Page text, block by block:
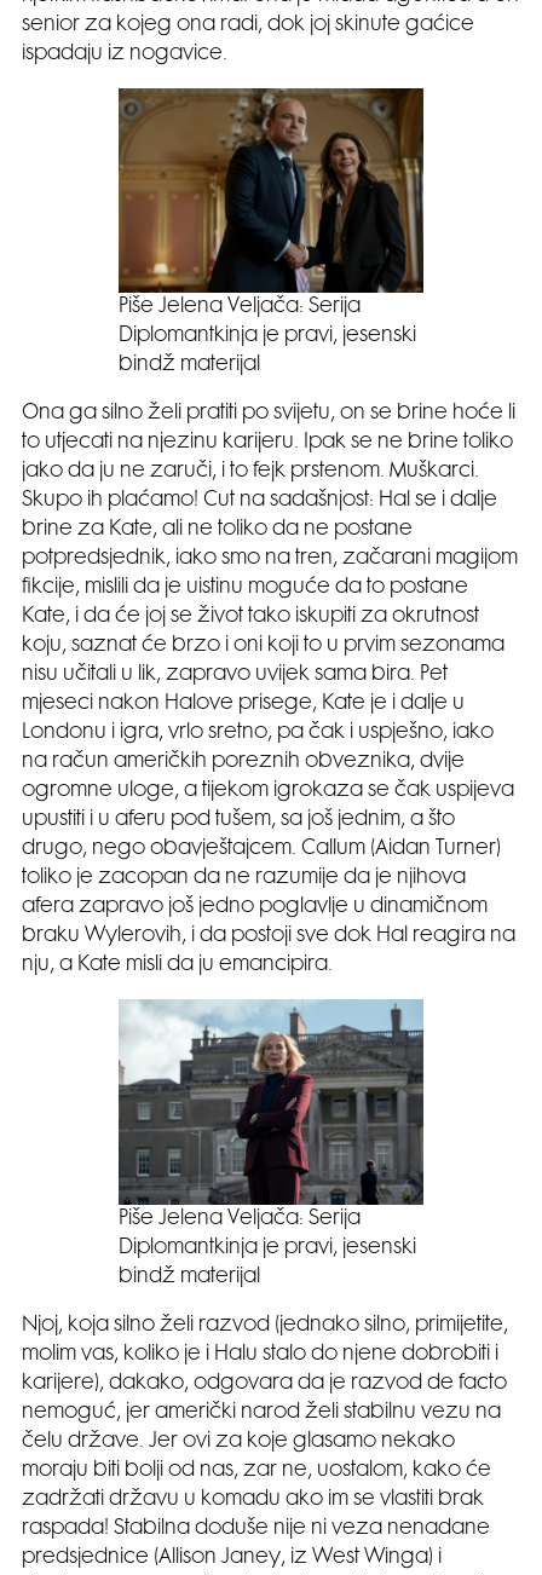
senior za kojeg ona radi, dok joj skinute gaćice
ispadaju iz nogavice.
Piše Jelena Veljača: Serija
Diplomantkinja je pravi, jesenski
bindž materijal
Ona ga silno želi pratiti po svijetu, on se brine hoće li
to utjecati na njezinu karijeru. Ipak se ne brine toliko
jako da ju ne zaruči, i to fejk prstenom. Muškarci.
Skupo ih plaćamo! Cut na sadašnjost: Hal se i dalje
brine za Kate, ali ne toliko da ne postane
potpredsjednik, iako smo na tren, začarani magijom
fikcije, mislili da je uistinu moguće da to postane
Kate, i da će joj se život tako iskupiti za okrutnost
koju, saznat će brzo i oni koji to u prvim sezonama
nisu učitali u lik, zapravo uvijek sama bira. Pet
mjeseci nakon Halove prisege, Kate je i dalje u
Londonu i igra, vrlo sretno, pa čak i uspješno, iako
na račun američkih poreznih obveznika, dvije
ogromne uloge, a tijekom igrokaza se čak uspijeva
upustiti i u aferu pod tušem, sa još jednim, a što
drugo, nego obavještajcem. Callum (Aidan Turner)
toliko je zacopan da ne razumije da je njihova
afera zapravo još jedno poglavlje u dinamičnom
braku Wylerovih, i da postoji sve dok Hal reagira na
nju, a Kate misli da ju emancipira.
Piše Jelena Veljača: Serija
Diplomantkinja je pravi, jesenski
bindž materijal
Njoj, koja silno želi razvod (jednako silno, primijetite,
molim vas, koliko je i Halu stalo do njene dobrobiti i
karijere), dakako, odgovara da je razvod de facto
nemoguć, jer američki narod želi stabilnu vezu na
čelu države. Jer ovi za koje glasamo nekako
moraju biti bolji od nas, zar ne, uostalom, kako će
zadržati državu u komadu ako im se vlastiti brak
raspada! Stabilna doduše nije ni veza nenadane
predsjednice (Allison Janey, iz West Winga) i